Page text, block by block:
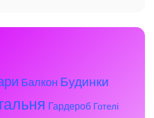
Балкон Будинки
Гардероб Готелі